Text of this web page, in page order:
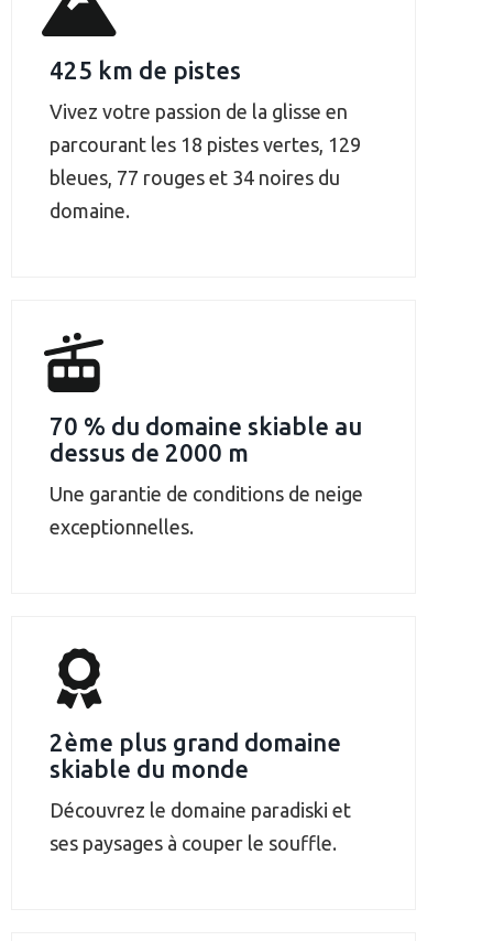
425 km de pistes
Vivez votre passion de la glisse en
parcourant les 18 pistes vertes, 129
bleues, 77 rouges et 34 noires du
70 % du domaine skiable au
dessus de 2000 m
Une garantie de conditions de neige
exceptionnelles.
2ème plus grand domaine
skiable du monde
Découvrez le domaine paradiski et
ses paysages à couper le souffle.